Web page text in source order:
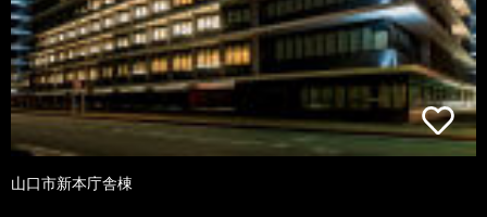
山口市新本庁舎棟